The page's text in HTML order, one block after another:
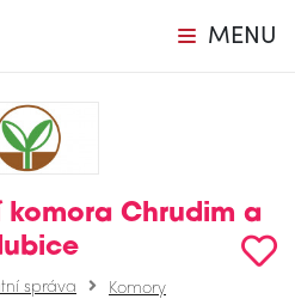
MENU
komora Chrudim a
správa Komory